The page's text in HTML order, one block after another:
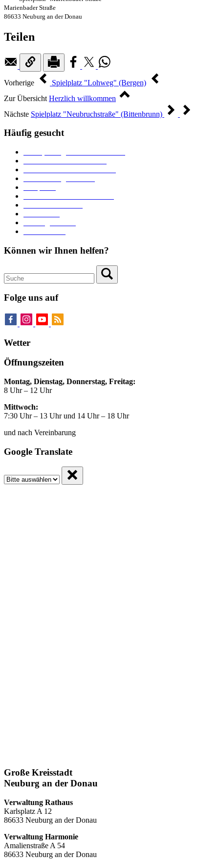
Marienbader Straße
86633 Neuburg an der Donau
Teilen
Vorherige
Spielplatz "Lohweg" (Bergen)
Zur Übersicht Herzlich willkommen
Nächste Spielplatz "Neubruchstraße" (Bittenbrunn)
Häufig gesucht
Können wir Ihnen helfen?
Folge uns auf
Wetter
Öffnungszeiten
Montag, Dienstag, Donnerstag, Freitag:
8 Uhr – 12 Uhr
Mittwoch:
7:30 Uhr – 13 Uhr und 14 Uhr – 18 Uhr
und nach Vereinbarung
Google Translate
Große Kreisstadt
Neuburg an der Donau
Verwaltung Rathaus
Karlsplatz A 12
86633 Neuburg an der Donau
Verwaltung Harmonie
Amalienstraße A 54
86633 Neuburg an der Donau